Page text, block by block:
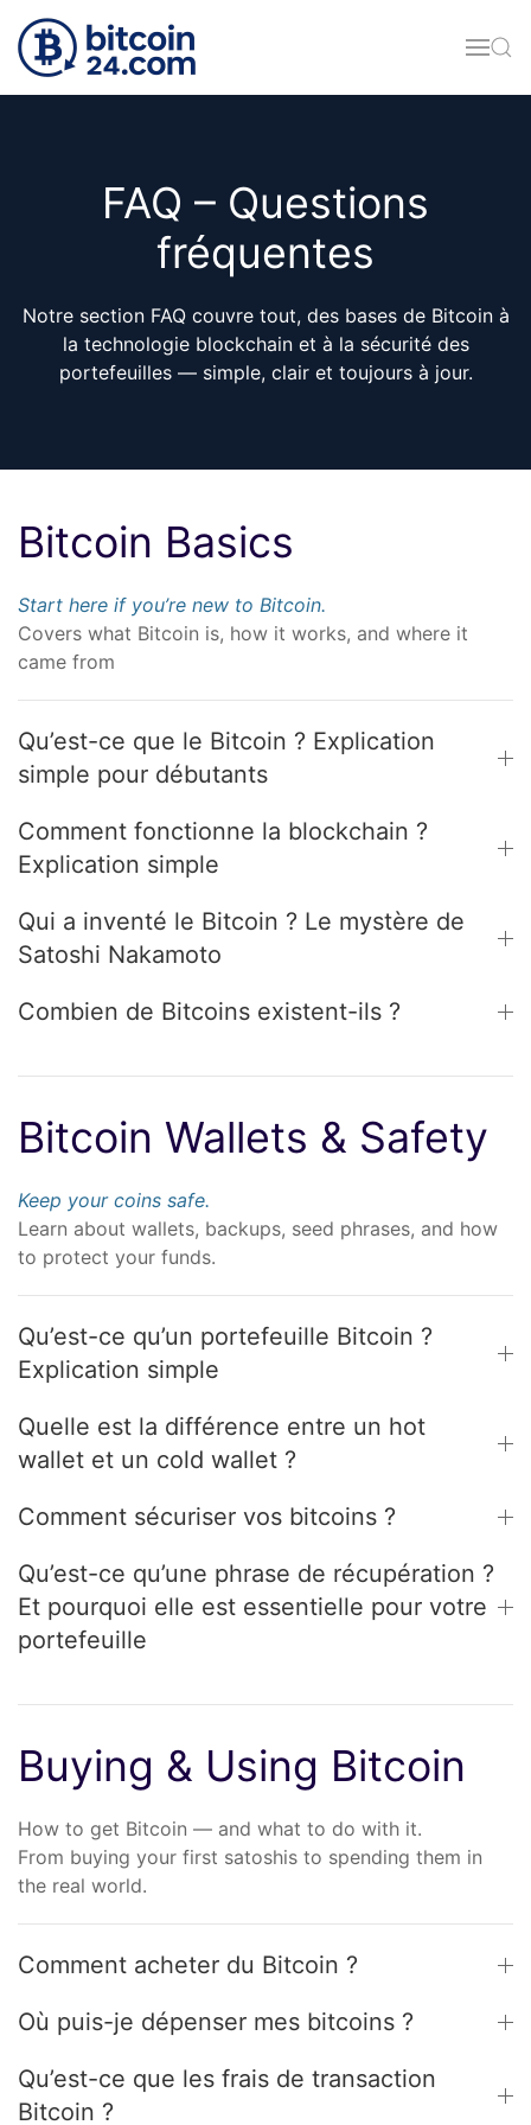
Accéder au contenu principal
FAQ – Questions
fréquentes
Notre section FAQ couvre tout, des bases de Bitcoin à
la technologie blockchain et à la sécurité des
portefeuilles — simple, clair et toujours à jour.
Bitcoin Basics
Start here if you’re new to Bitcoin.
Covers what Bitcoin is, how it works, and where it
came from
Qu’est-ce que le Bitcoin ? Explication
simple pour débutants
Comment fonctionne la blockchain ?
Explication simple
Qui a inventé le Bitcoin ? Le mystère de
Satoshi Nakamoto
Combien de Bitcoins existent-ils ?
Bitcoin Wallets & Safety
Keep your coins safe.
Learn about wallets, backups, seed phrases, and how
to protect your funds.
Qu’est-ce qu’un portefeuille Bitcoin ?
Explication simple
Quelle est la différence entre un hot
wallet et un cold wallet ?
Comment sécuriser vos bitcoins ?
Qu’est-ce qu’une phrase de récupération ?
Et pourquoi elle est essentielle pour votre
portefeuille
Buying & Using Bitcoin
How to get Bitcoin — and what to do with it.
From buying your first satoshis to spending them in
the real world.
Comment acheter du Bitcoin ?
Où puis-je dépenser mes bitcoins ?
Qu’est-ce que les frais de transaction
Bitcoin ?